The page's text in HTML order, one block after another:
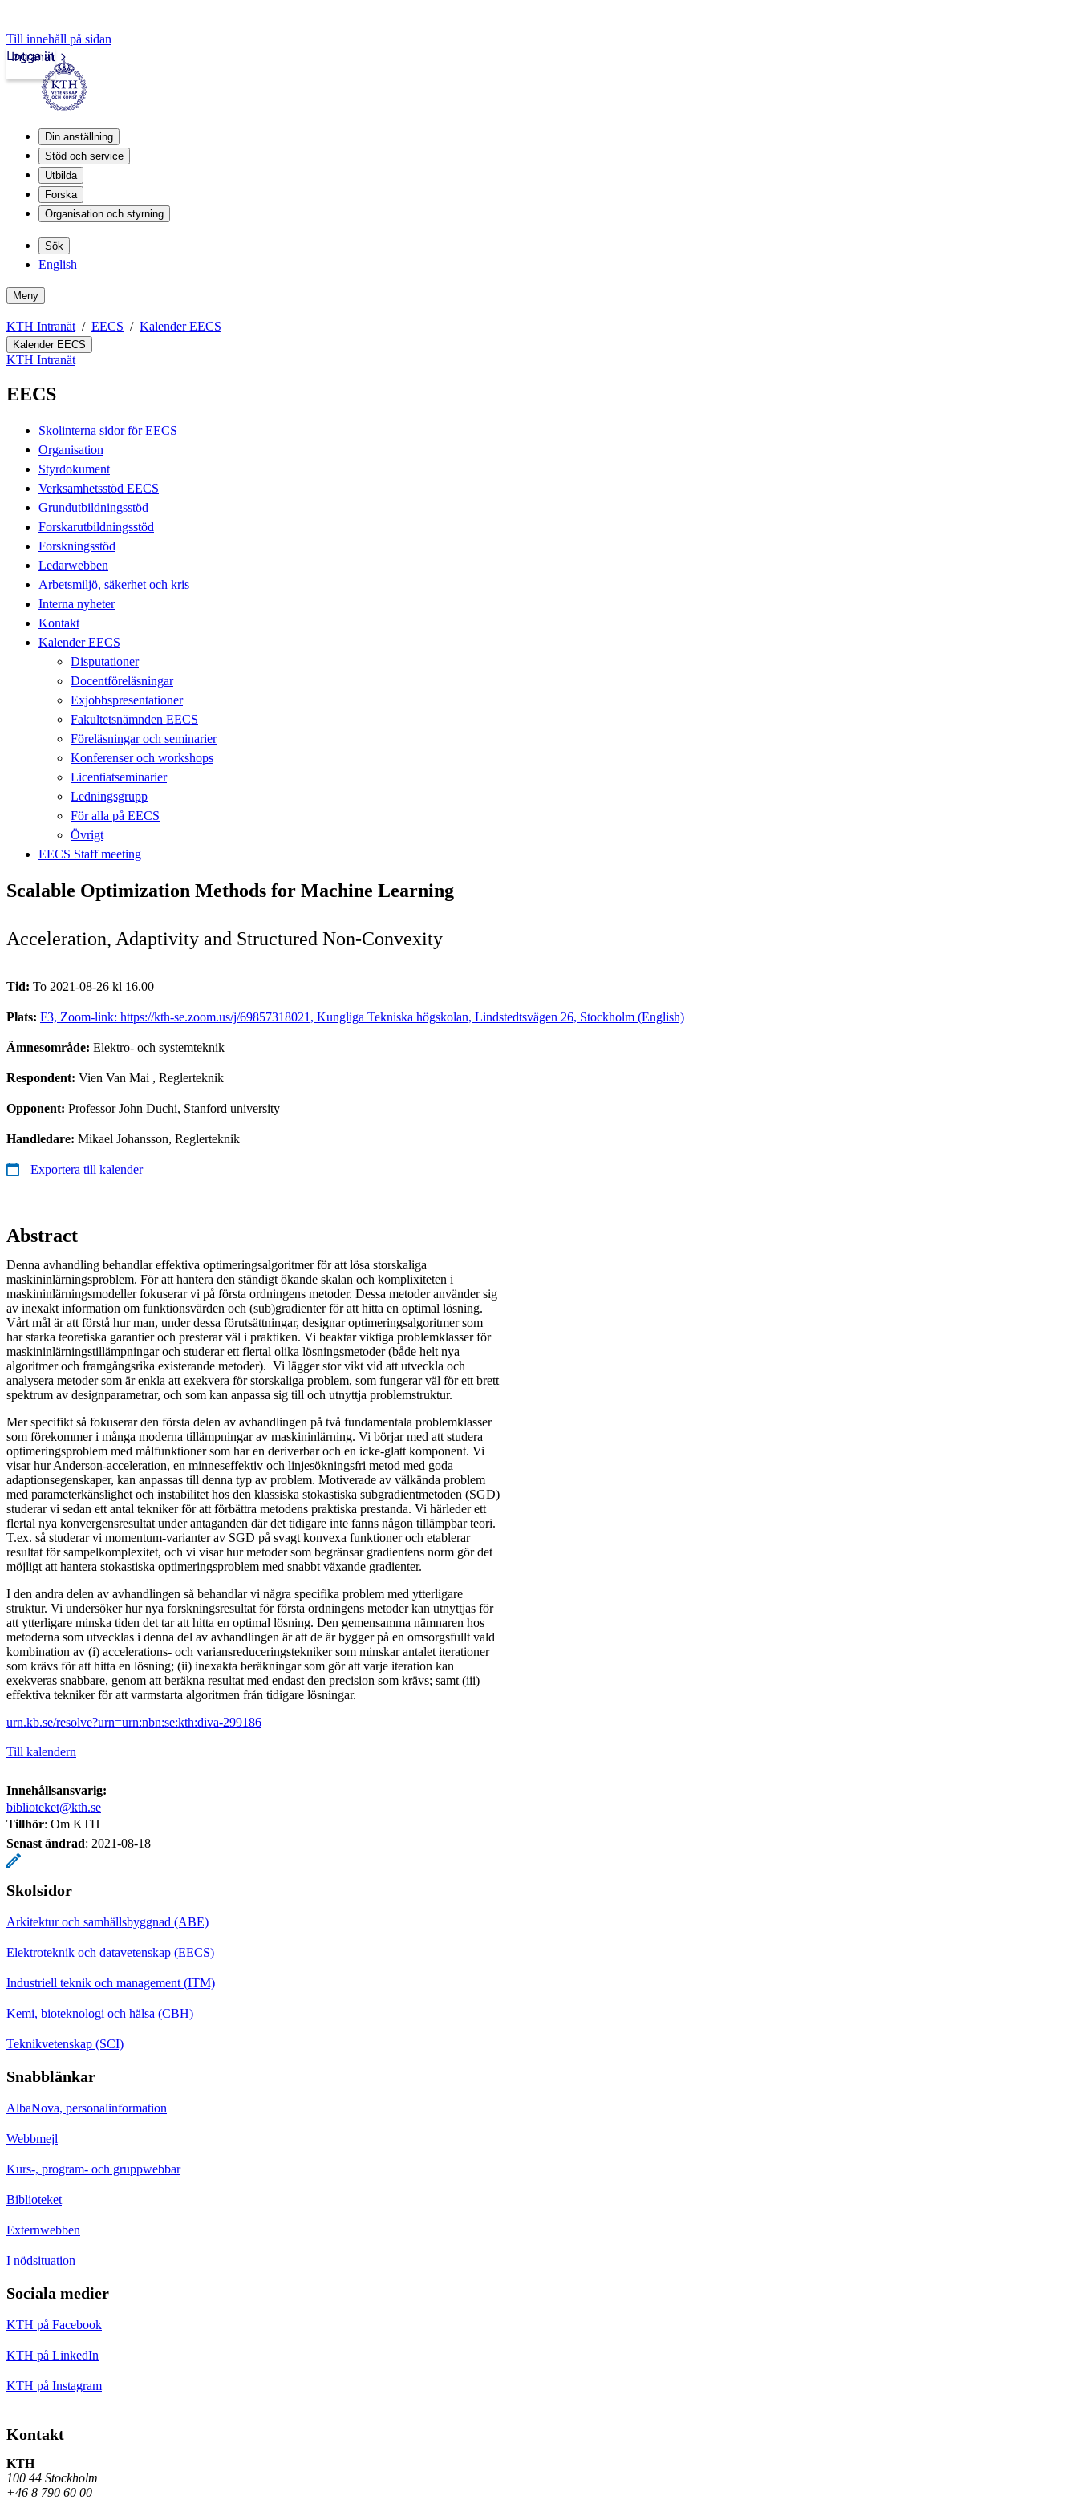
Till innehåll på sidan
Intranät
Logga in
Din anställning
Stöd och service
Utbilda
Forska
Organisation och styrning
Sök
English
Meny
KTH Intranät EECS Kalender EECS
Kalender EECS
KTH Intranät
EECS
Skolinterna sidor för EECS
Organisation
Styrdokument
Verksamhetsstöd EECS
Grundutbildningsstöd
Forskarutbildningsstöd
Forskningsstöd
Ledarwebben
Arbetsmiljö, säkerhet och kris
Interna nyheter
Kontakt
Kalender EECS
Disputationer
Docentföreläsningar
Exjobbspresentationer
Fakultetsnämnden EECS
Föreläsningar och seminarier
Konferenser och workshops
Licentiatseminarier
Ledningsgrupp
För alla på EECS
Övrigt
EECS Staff meeting
Scalable Optimization Methods for Machine Learning
Acceleration, Adaptivity and Structured Non-Convexity
Tid: To 2021-08-26 kl 16.00
Plats: F3, Zoom-link: https://kth-se.zoom.us/j/69857318021, Kungliga Tekniska högskolan, Lindstedtsvägen 26, Stockholm (English)
Ämnesområde: Elektro- och systemteknik
Respondent: Vien Van Mai , Reglerteknik
Opponent: Professor John Duchi, Stanford university
Handledare: Mikael Johansson, Reglerteknik
Exportera till kalender
Abstract
Denna avhandling behandlar effektiva optimeringsalgoritmer för att lösa storskaliga
maskininlärningsproblem. För att hantera den ständigt ökande skalan och komplixiteten i
maskininlärningsmodeller fokuserar vi på första ordningens metoder. Dessa metoder använder sig
av inexakt information om funktionsvärden och (sub)gradienter för att hitta en optimal lösning.
Vårt mål är att förstå hur man, under dessa förutsättningar, designar optimeringsalgoritmer som
har starka teoretiska garantier och presterar väl i praktiken. Vi beaktar viktiga problemklasser för
maskininlärningstillämpningar och studerar ett flertal olika lösningsmetoder (både helt nya
algoritmer och framgångsrika existerande metoder). Vi lägger stor vikt vid att utveckla och
analysera metoder som är enkla att exekvera för storskaliga problem, som fungerar väl för ett brett
spektrum av designparametrar, och som kan anpassa sig till och utnyttja problemstruktur.
Mer specifikt så fokuserar den första delen av avhandlingen på två fundamentala problemklasser
som förekommer i många moderna tillämpningar av maskininlärning. Vi börjar med att studera
optimeringsproblem med målfunktioner som har en deriverbar och en icke-glatt komponent. Vi
visar hur Anderson-acceleration, en minneseffektiv och linjesökningsfri metod med goda
adaptionsegenskaper, kan anpassas till denna typ av problem. Motiverade av välkända problem
med parameterkänslighet och instabilitet hos den klassiska stokastiska subgradientmetoden (SGD)
studerar vi sedan ett antal tekniker för att förbättra metodens praktiska prestanda. Vi härleder ett
flertal nya konvergensresultat under antaganden där det tidigare inte fanns någon tillämpbar teori.
T.ex. så studerar vi momentum-varianter av SGD på svagt konvexa funktioner och etablerar
resultat för sampelkomplexitet, och vi visar hur metoder som begränsar gradientens norm gör det
möjligt att hantera stokastiska optimeringsproblem med snabbt växande gradienter.
I den andra delen av avhandlingen så behandlar vi några specifika problem med ytterligare
struktur. Vi undersöker hur nya forskningsresultat för första ordningens metoder kan utnyttjas för
att ytterligare minska tiden det tar att hitta en optimal lösning. Den gemensamma nämnaren hos
metoderna som utvecklas i denna del av avhandlingen är att de är bygger på en omsorgsfullt vald
kombination av (i) accelerations- och variansreduceringstekniker som minskar antalet iterationer
som krävs för att hitta en lösning; (ii) inexakta beräkningar som gör att varje iteration kan
exekveras snabbare, genom att beräkna resultat med endast den precision som krävs; samt (iii)
effektiva tekniker för att varmstarta algoritmen från tidigare lösningar.
urn.kb.se/resolve?urn=urn:nbn:se:kth:diva-299186
Till kalendern
Innehållsansvarig:
biblioteket@kth.se
Tillhör: Om KTH
Senast ändrad: 2021-08-18
Skolsidor
Arkitektur och samhällsbyggnad (ABE)
Elektroteknik och datavetenskap (EECS)
Industriell teknik och management (ITM)
Kemi, bioteknologi och hälsa (CBH)
Teknikvetenskap (SCI)
Snabblänkar
AlbaNova, personalinformation
Webbmejl
Kurs-, program- och gruppwebbar
Biblioteket
Externwebben
I nödsituation
Sociala medier
KTH på Facebook
KTH på LinkedIn
KTH på Instagram
Kontakt
KTH
100 44 Stockholm
+46 8 790 60 00